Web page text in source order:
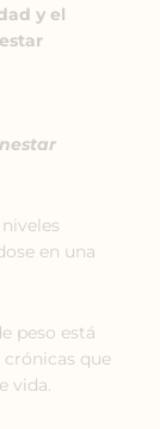
y el
en una
peso está
crónicas que
vida.